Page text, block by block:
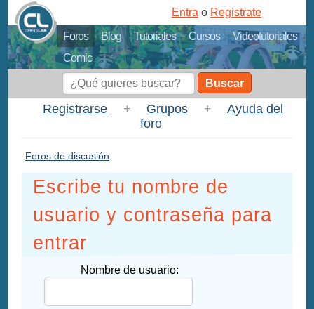
Foros Blog Tutoriales Cursos
Videotutoriales
Comic
Entra o Registrate
Buscar
Registrarse + Grupos +
Ayuda del
foro
Foros de discusión
Escribe tu nombre de
usuario y contraseña para
entrar
Nombre de usuario: